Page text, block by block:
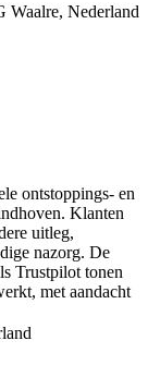
Waalre, Nederland
ontstoppings- en
Klanten
uitleg,
nazorg. De
Trustpilot tonen
met aandacht